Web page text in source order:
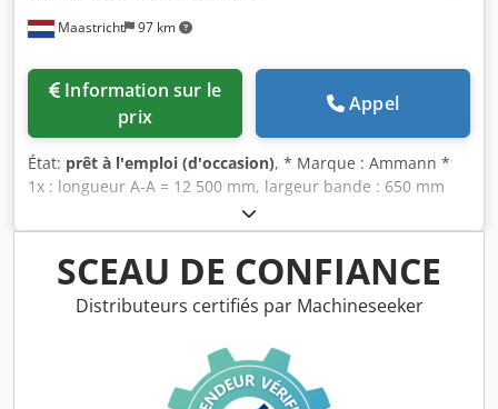
Maastricht 97 km
prix
Appel
État: prêt à l'emploi (d'occasion), * Marque : Ammann *
1x : longueur A-A = 12 500 mm, largeur bande : 650 mm
Dsdpfx Aneywnagsfeck * Entraînement : moteur tambour
5,5 kW. * 1x : longueur A-A = 43 000 mm, largeur bande :
650 mm * Entraînement : motoréducteur 15 kW.
SCEAU DE CONFIANCE
Distributeurs certifiés par Machineseeker